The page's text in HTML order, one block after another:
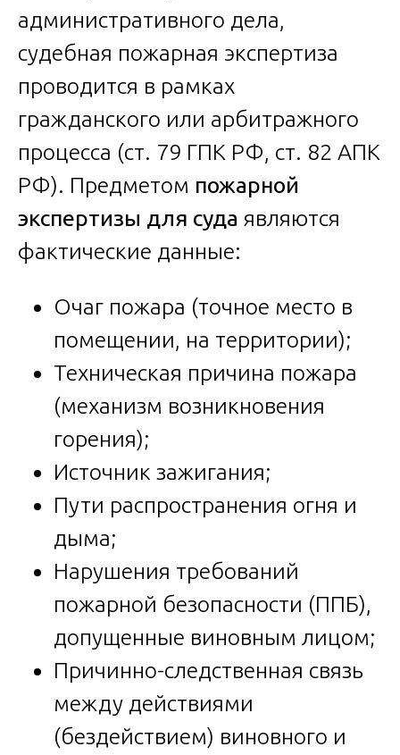
административного дела,
судебная пожарная экспертиза
проводится в рамках
гражданского или арбитражного
процесса (ст. 79 ГПК РФ, ст. 82 АПК
РФ). Предметом пожарной
экспертизы для суда являются
фактические данные:
Очаг пожара (точное место в
помещении, на территории);
Техническая причина пожара
(механизм возникновения
горения);
Источник зажигания;
Пути распространения огня и
дыма;
Нарушения требований
пожарной безопасности (ППБ),
допущенные виновным лицом;
Причинно-следственная связь
между действиями
(бездействием) виновного и